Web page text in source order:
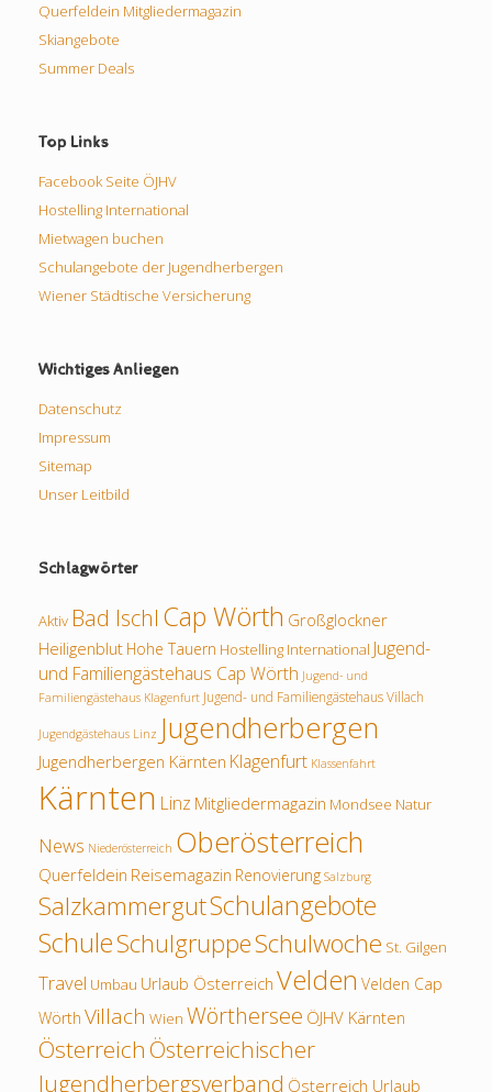
Querfeldein Mitgliedermagazin
Skiangebote
Summer Deals
Top Links
Facebook Seite ÖJHV
Hostelling International
Mietwagen buchen
Schulangebote der Jugendherbergen
Wiener Städtische Versicherung
Wichtiges Anliegen
Datenschutz
Impressum
Sitemap
Unser Leitbild
Schlagwörter
Aktiv Bad Ischl Cap Wörth Großglockner
Heiligenblut Hohe Tauern Hostelling International Jugend-
und Familiengästehaus Cap Wörth Jugend- und
Familiengästehaus Klagenfurt Jugend- und Familiengästehaus Villach
Jugendgästehaus Linz Jugendherbergen
Jugendherbergen Kärnten Klagenfurt Klassenfahrt
Kärnten Linz Mitgliedermagazin Mondsee Natur
News Niederösterreich Oberösterreich
Querfeldein Reisemagazin Renovierung Salzburg
SalzkammergutSchulangebote
SchuleSchulgruppeSchulwoche St. Gilgen
Travel Umbau Urlaub Österreich Velden Velden Cap
Wörth Villach Wien Wörthersee ÖJHV Kärnten
Österreich Österreichischer
Jugendherbergsverband Österreich Urlaub